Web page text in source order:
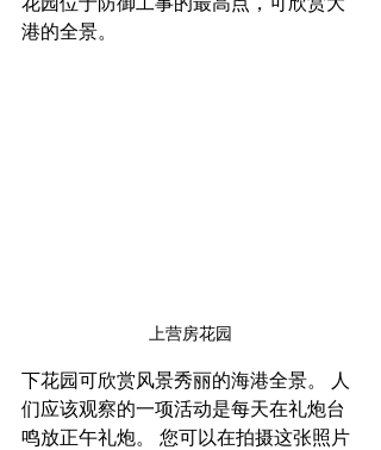
港的全景。
上营房花园
下花园可欣赏风景秀丽的海港全景。 人
们应该观察的一项活动是每天在礼炮台
鸣放正午礼炮。 您可以在拍摄这张照片